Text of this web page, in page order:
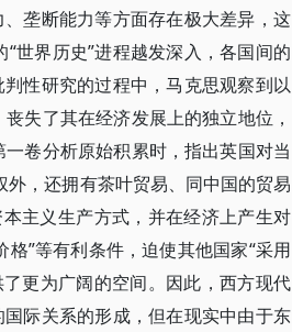
垄断能力等方面存在极大差异，这
世界历史”进程越发深入，各国间的
性研究的过程中，马克思观察到以
失了其在经济发展上的独立地位，
卷分析原始积累时，指出英国对当
，还拥有茶叶贸易、同中国的贸易
主义生产方式，并在经济上产生对
”等有利条件，迫使其他国家“采用
更为广阔的空间。因此，西方现代
际关系的形成，但在现实中由于东